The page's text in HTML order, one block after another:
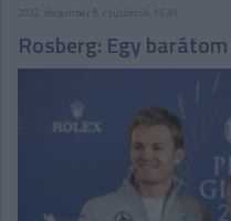
2022. december 8. csütörtök, 15:49
Rosberg: Egy